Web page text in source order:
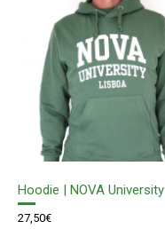
Hoodie | NOVA University
27,50€